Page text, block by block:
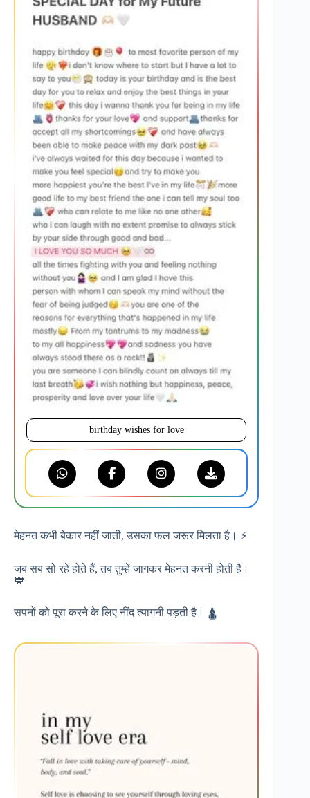
birthday wishes for love
मेहनत कभी बेकार नहीं जाती, उसका फल जरूर मिलता है। ⚡
जब सब सो रहे होते हैं, तब तुम्हें जागकर मेहनत करनी होती है।
💙
सपनों को पूरा करने के लिए नींद त्यागनी पड़ती है। 🛕